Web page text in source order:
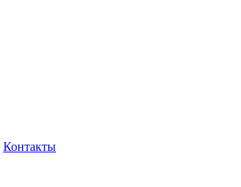
Контакты